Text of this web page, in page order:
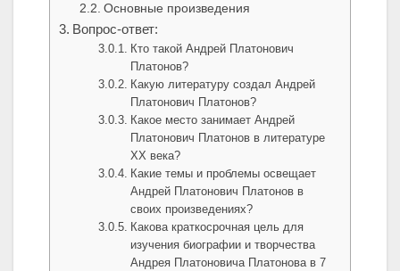
Основные произведения
Вопрос-ответ:
Кто такой Андрей Платонович
Платонов?
Какую литературу создал Андрей
Платонович Платонов?
Какое место занимает Андрей
Платонович Платонов в литературе
XX века?
Какие темы и проблемы освещает
Андрей Платонович Платонов в
своих произведениях?
Какова краткосрочная цель для
изучения биографии и творчества
Андрея Платоновича Платонова в 7